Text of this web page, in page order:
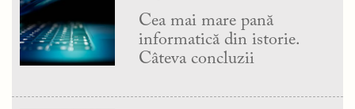
Cea mai mare pană
informatică din istorie.
Câteva concluzii